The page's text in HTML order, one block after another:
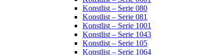
Konstlist – Serie 080
Konstlist – Serie 081
Konstlist – Serie 1001
Konstlist – Serie 1043
Konstlist – Serie 105
Konstlist – Serie 1064